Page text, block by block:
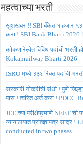
महत्वाच्या भरती
खुशखबर !! SBI बँकेत १ हजार ५३८
करा ! SBI Bank Bharti 2026
कोकण रेल्वेत विविध पदांची भरती
Kokanrailway Bharti 2026
ISRO मध्ये ३३६ रिक्त पदांची
सरकारी नोकरीची संधी ! पुणे
पास ! त्वरित अर्ज करा ! PDCC
JEE च्या परीक्षेप्रमाणे NEET ची
न्यायालयात प्रतिज्ञापत्र
conducted in two phases.